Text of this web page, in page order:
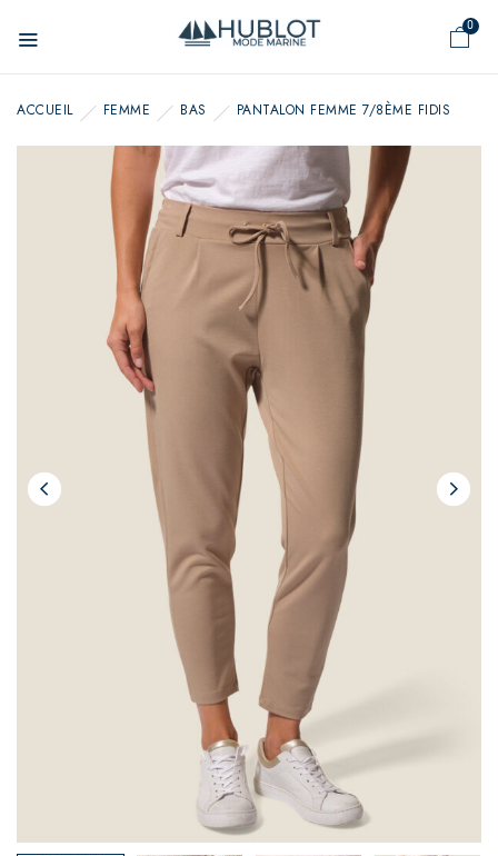
0
ACCUEIL FEMME BAS PANTALON FEMME 7/8ÈME FIDIS
Panneau de gestion des cookies